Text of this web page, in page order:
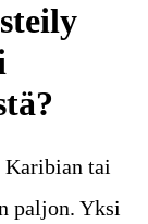
Karibian tai
paljon. Yksi